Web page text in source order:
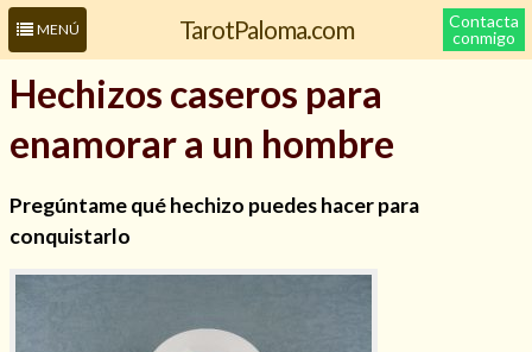
MENÚ TarotPaloma.com
Contacta
conmigo
Hechizos caseros para
enamorar a un hombre
Pregúntame qué hechizo puedes hacer para
conquistarlo